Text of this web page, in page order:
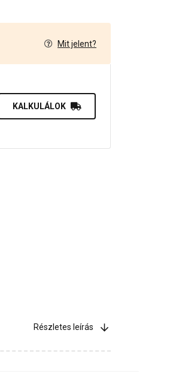
Mit jelent?
KALKULÁLOK
Részletes leírás